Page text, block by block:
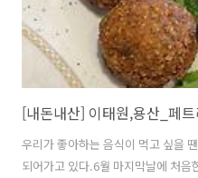
우리가 좋아하는 음식이 먹고 싶을
되어가고 있다.6월 마지막날에 처음